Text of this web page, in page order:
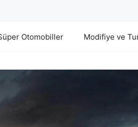
Otomobiller Modifiye ve